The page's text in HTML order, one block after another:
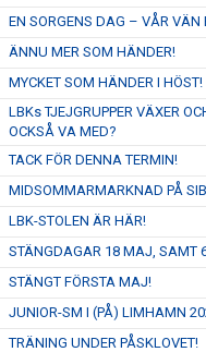
EN SORGENS DAG – VÅR VÄN
ÄNNU MER SOM HÄNDER!
MYCKET SOM HÄNDER I HÖST!
LBKs TJEJGRUPPER VÄXER
OCKSÅ VA MED?
TACK FÖR DENNA TERMIN!
MIDSOMMARMARKNAD PÅ
LBK-STOLEN ÄR HÄR!
STÄNGDAGAR 18 MAJ, SAMT
STÄNGT FÖRSTA MAJ!
JUNIOR-SM I (PÅ) LIMHAMN
TRÄNING UNDER PÅSKLOVET!